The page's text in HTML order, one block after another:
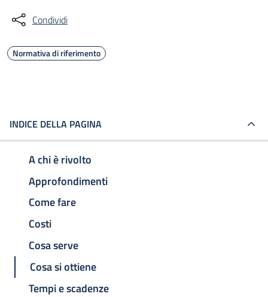
Condividi
Normativa di riferimento
INDICE DELLA PAGINA
A chi è rivolto
Approfondimenti
Come fare
Costi
Cosa serve
Cosa si ottiene
Tempi e scadenze